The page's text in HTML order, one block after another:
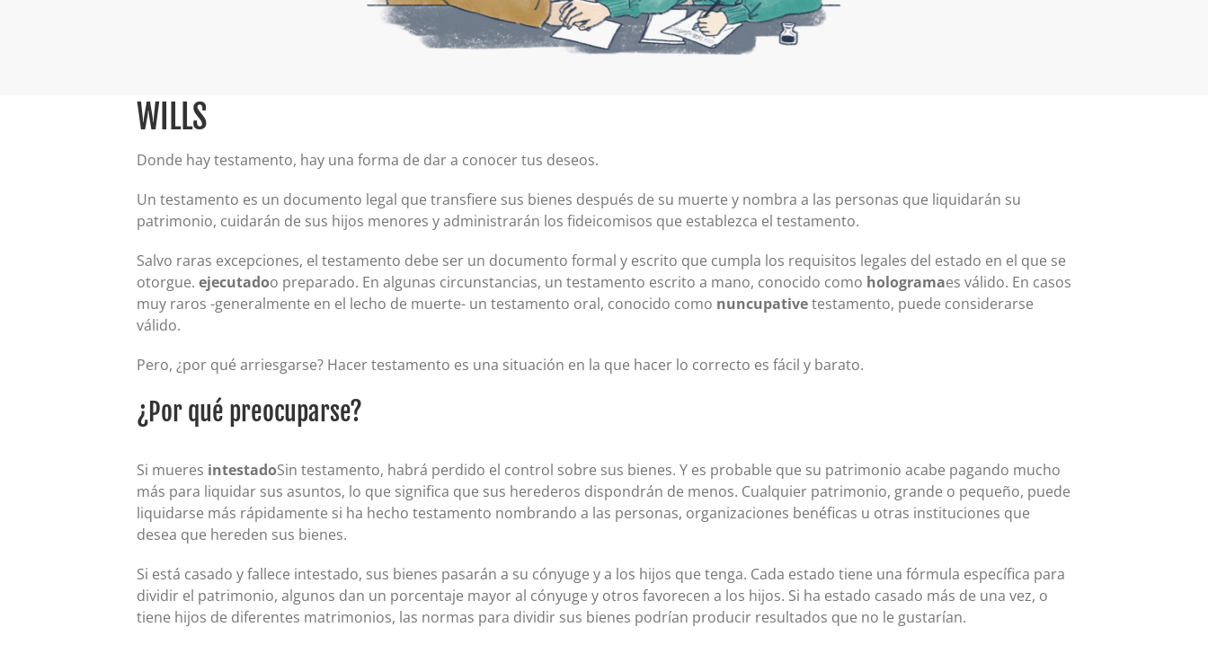
Certificados de depósito (CD)
Cuentas individuales de jubilación (IRA)
Tarjeta MasterCard y Visa Preferred Points
(Empresas)
WILLS
Donde hay testamento, hay una forma de dar a conocer tus deseos.
Un testamento es un documento legal que transfiere sus bienes después de su muerte y nombra a las personas que liquidarán su
patrimonio, cuidarán de sus hijos menores y administrarán los fideicomisos que establezca el testamento.
Salvo raras excepciones, el testamento debe ser un documento formal y escrito que cumpla los requisitos legales del estado en el que se
otorgue. ejecutadoo preparado. En algunas circunstancias, un testamento escrito a mano, conocido como hologramaes válido. En casos
muy raros -generalmente en el lecho de muerte- un testamento oral, conocido como nuncupativetestamento, puede considerarse
válido.
Pero, ¿por qué arriesgarse? Hacer testamento es una situación en la que hacer lo correcto es fácil y barato.
¿Por qué preocuparse?
Si mueres intestadoSin testamento, habrá perdido el control sobre sus bienes. Y es probable que su patrimonio acabe pagando mucho
más para liquidar sus asuntos, lo que significa que sus herederos dispondrán de menos. Cualquier patrimonio, grande o pequeño, puede
liquidarse más rápidamente si ha hecho testamento nombrando a las personas, organizaciones benéficas u otras instituciones que
desea que hereden sus bienes.
Si está casado y fallece intestado, sus bienes pasarán a su cónyuge y a los hijos que tenga. Cada estado tiene una fórmula específica para
dividir el patrimonio, algunos dan un porcentaje mayor al cónyuge y otros favorecen a los hijos. Si ha estado casado más de una vez, o
tiene hijos de diferentes matrimonios, las normas para dividir sus bienes podrían producir resultados que no le gustarían.